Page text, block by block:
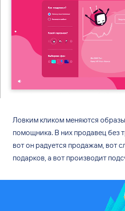
Ловким кликом меняются
помощника. В них продавец без
вотон радуется продажам, вот
подарков, а вот производит